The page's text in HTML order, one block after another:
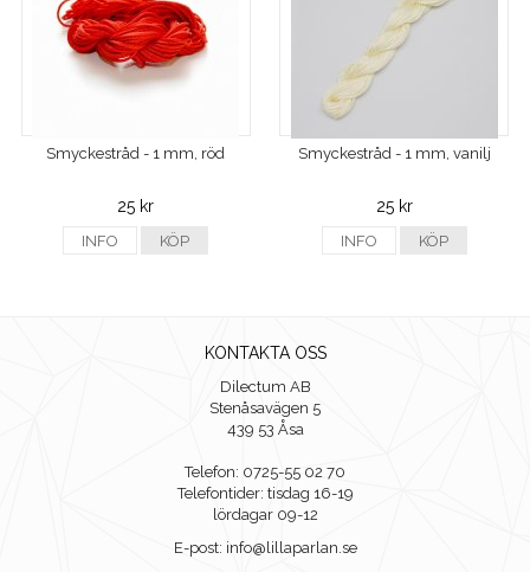
Smyckestråd - 1 mm, röd
25 kr
INFO KÖP
Smyckestråd - 1 mm, vanilj
25 kr
INFO KÖP
KONTAKTA OSS
Dilectum AB
Stenåsavägen 5
439 53 Åsa
Telefon: 0725-55 02 70
Telefontider: tisdag 16-19
lördagar 09-12
E-post: info@lillaparlan.se